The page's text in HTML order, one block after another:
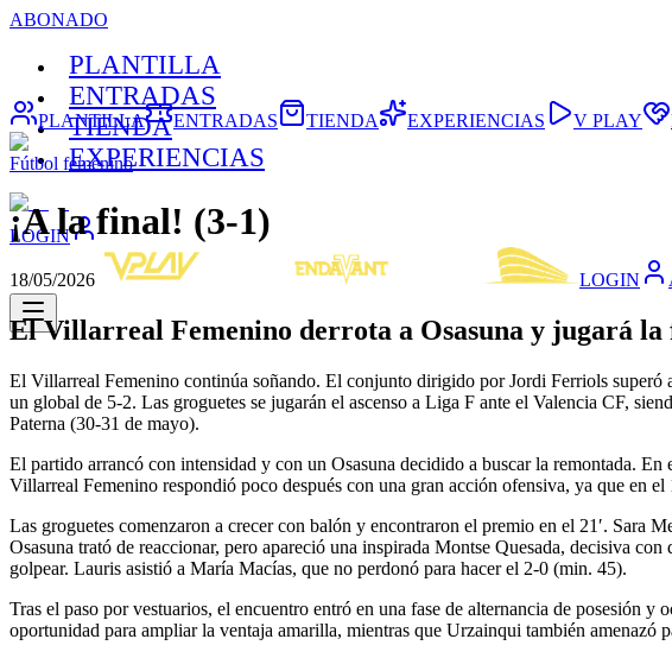
ABONADO
PLANTILLA
ENTRADAS
TIENDA
EXPERIENCIAS
LOGIN
LOGIN
PLANTILLA ENTRADAS TIENDA EXPERIENCIAS V PLAY
Fútbol femenino
¡A la final! (3-1)
18/05/2026
El Villarreal Femenino derrota a Osasuna y jugará
El Villarreal Femenino continúa soñando. El conjunto dirigido por Jordi Ferriols superó
un global de 5-2. Las groguetes se jugarán el ascenso a Liga F ante el Valencia CF,
Paterna (30-31 de mayo).
El partido arrancó con intensidad y con un Osasuna decidido a buscar la remontada.
Villarreal Femenino respondió poco después con una gran acción ofensiva, ya que en
Las groguetes comenzaron a crecer con balón y encontraron el premio en el 21′. Sara
Osasuna trató de reaccionar, pero apareció una inspirada Montse Quesada, decisiva
golpear. Lauris asistió a María Macías, que no perdonó para hacer el 2-0 (min. 45).
Tras el paso por vestuarios, el encuentro entró en una fase de alternancia de posesión
oportunidad para ampliar la ventaja amarilla, mientras que Urzainqui también amenazó